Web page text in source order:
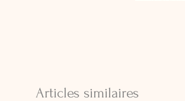
Articles similaires